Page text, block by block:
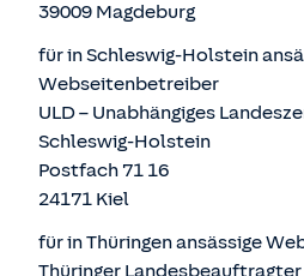
39009 Magdeburg
für in Schleswig-Holstein
Webseitenbetreiber
ULD – Unabhängiges
Schleswig-Holstein
Postfach 71 16
24171 Kiel
für in Thüringen ansässige
Thüringer